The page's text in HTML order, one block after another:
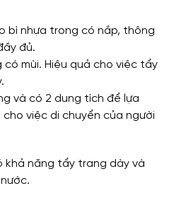
bì nhựa trong có nắp, thông
đủ.
có mùi. Hiệu quả cho việc tẩy
và có 2 dung tích để lựa
việc di chuyển của người
khả năng tẩy trang dày và